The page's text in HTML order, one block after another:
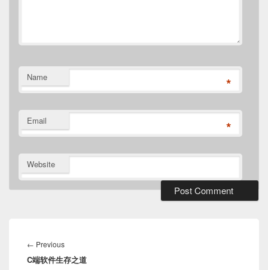
Name *
Email *
Website
navigation
← PreviousPrevious
post:
C端软件生存之道